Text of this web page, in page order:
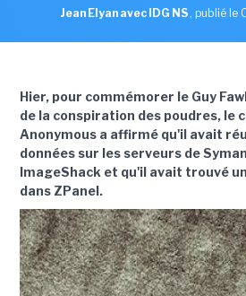
Jean Elyan avec IDG NS , publié le
Hier, pour commémorer le Guy
de la conspiration des poudres, le
Anonymous a affirmé qu'il avait
données sur les serveurs de
ImageShack et qu'il avait trouvé
dans ZPanel.